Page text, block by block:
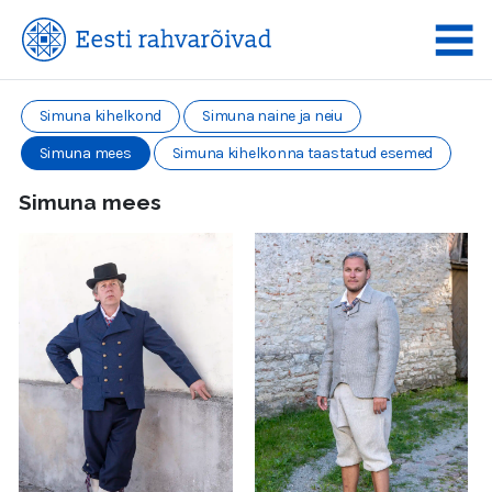
Simuna kihelkond
Simuna naine ja neiu
Simuna mees
Simuna kihelkonna taastatud esemed
Simuna mees